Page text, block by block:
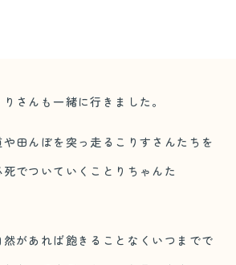
さんも一緒に行きました。
田んぼを突っ走るこりすさんたちを
でついていくことりちゃんた
があれば飽きることなくいつまでで